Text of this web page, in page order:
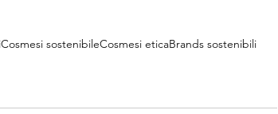
Cosmesi sostenibileCosmesi eticaBrands sostenibili